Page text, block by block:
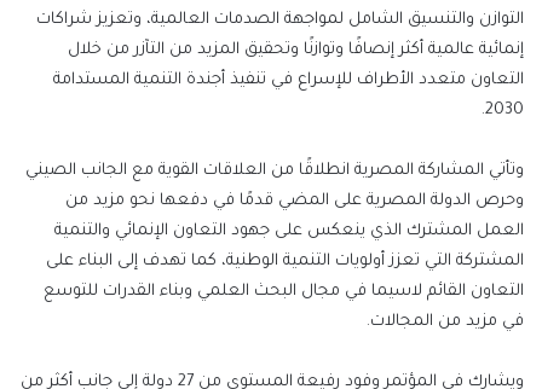
التوازن والتنسيق الشامل لمواجهة الصدمات العالمية، وتعزيز شراكات
إنمائية عالمية أكثر إنصافًا وتوازنًا وتحقيق المزيد من التآزر من خلال
التعاون متعدد الأطراف للإسراع في تنفيذ أجندة التنمية المستدامة
2030.
وتأتي المشاركة المصرية انطلاقًا من العلاقات القوية مع الجانب الصيني
وحرص الدولة المصرية على المضي قدمًا في دفعها نحو مزيد من
العمل المشترك الذي ينعكس على جهود التعاون الإنمائي والتنمية
المشتركة التي تعزز أولويات التنمية الوطنية، كما تهدف إلى البناء على
التعاون القائم لاسيما في مجال البحث العلمي وبناء القدرات للتوسع
في مزيد من المجالات.
ويشارك في المؤتمر وفود رفيعة المستوى من 27 دولة إلى جانب أكثر من